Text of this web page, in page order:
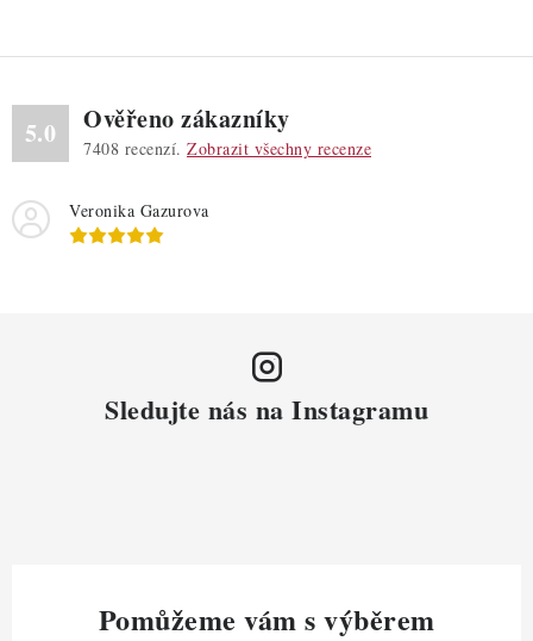
5.0 Ověřeno zákazníky
7408 recenzí. Zobrazit všechny recenze
Veronika Gazurova
Sledujte nás na Instagramu
Pomůžeme vám s výběrem